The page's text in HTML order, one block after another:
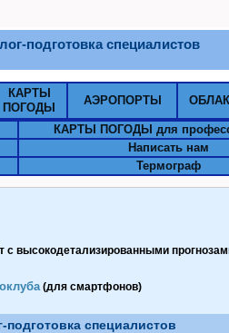
подготовка специалистов
КАРТЫ
ПОГОДЫ
АЭРОПОРТЫ
КАРТЫ ПОГОДЫ для
Написать нам
Термограф
с высокодетализированными
(для смартфонов)
специалистов